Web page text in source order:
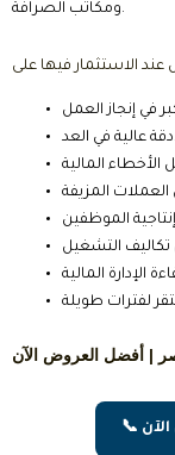
ومكاتب الصرافة.
| أفضل العروض الآن
الآن